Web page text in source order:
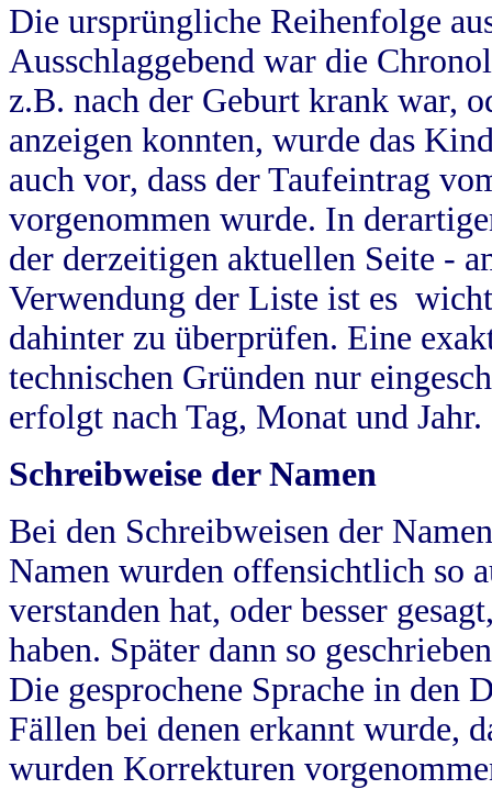
Die ursprüngliche Reihenfolge
Ausschlaggebend war die
z.B. nach der Geburt krank war,
anzeigen konnten, wurde das
auch vor, dass der Taufeintrag
vorgenommen wurde. In
der derzeitigen aktuellen Seite -
Verwendung der Liste ist es
dahinter zu überprüfen. Eine
technischen Gründen nur
erfolgt nach Tag, Monat und Jahr.
Schreibweise der Namen
Bei den Schreibweisen der
Namen wurden offensichtlich so
verstanden hat, oder besser
haben. Später dann so
Die gesprochene Sprache in
Fällen bei denen erkannt wurde,
wurden Korrekturen